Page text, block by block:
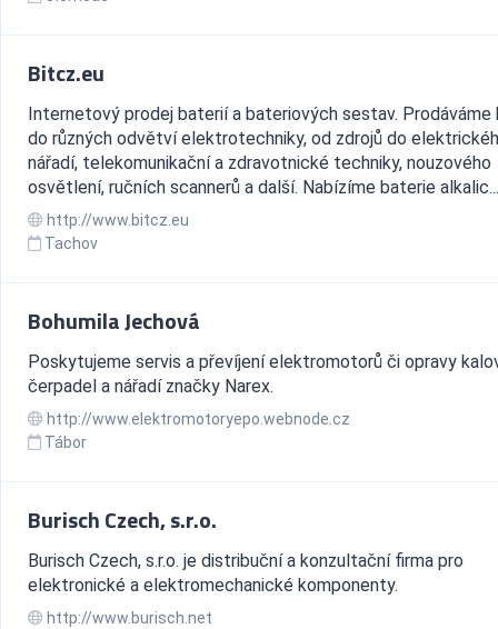
Bitcz.eu
Internetový prodej baterií a bateriových sestav. Prodáváme
do různých odvětví elektrotechniky, od zdrojů do
nářadí, telekomunikační a zdravotnické techniky, nouzového
osvětlení, ručních scannerů a další. Nabízíme baterie alkalic...
http://www.bitcz.eu
Tachov
Bohumila Jechová
Poskytujeme servis a převíjení elektromotorů či opravy
čerpadel a nářadí značky Narex.
http://www.elektromotoryepo.webnode.cz
Tábor
Burisch Czech, s.r.o.
Burisch Czech, s.r.o. je distribuční a konzultační firma pro
elektronické a elektromechanické komponenty.
http://www.burisch.net